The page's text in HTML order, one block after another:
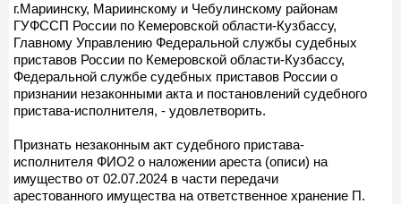
г.Мариинску, Мариинскому и Чебулинскому районам
ГУФССП России по Кемеровской области-Кузбассу,
Главному Управлению Федеральной службы судебных
приставов России по Кемеровской области-Кузбассу,
Федеральной службе судебных приставов России о
признании незаконными акта и постановлений судебного
пристава-исполнителя, - удовлетворить.
Признать незаконным акт судебного пристава-
исполнителя ФИО2 о наложении ареста (описи) на
имущество от 02.07.2024 в части передачи
арестованного имущества на ответственное хранение П.